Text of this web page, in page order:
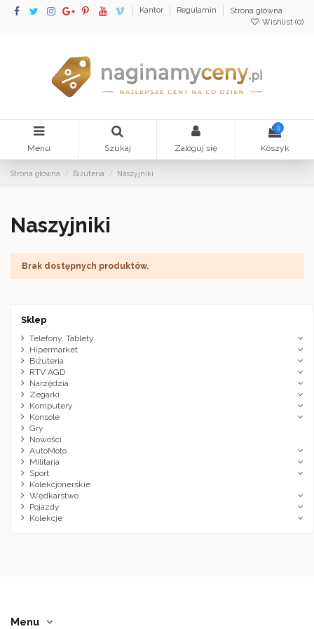
Kantor Regulamin
Strona główna
Wishlist (0)
Menu Szukaj Zaloguj się
0
Koszyk
Strona główna Biżuteria Naszyjniki
Naszyjniki
Brak dostępnych produktów.
Sklep
Telefony, Tablety
Hipermarket
Biżuteria
RTV AGD
Narzędzia
Zegarki
Komputery
Konsole
Gry
Nowości
AutoMoto
Militaria
Sport
Kolekcjonerskie
Wędkarstwo
Pojazdy
Kolekcje
Menu